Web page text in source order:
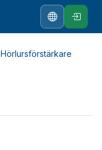
Hörlursförstärkare